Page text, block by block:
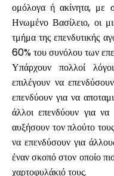
ομόλογα ή ακίνητα, με
Ηνωμένο Βασίλειο, οι
τμήμα της επενδυτικής
60% του συνόλου των
Υπάρχουν πολλοί
επιλέγουν να
επενδύουν για να
άλλοι επενδύουν για
αυξήσουν τον πλούτο
να επενδύσουν για
έναν σκοπό στον οποίο
χαρτοφυλάκιό τους.